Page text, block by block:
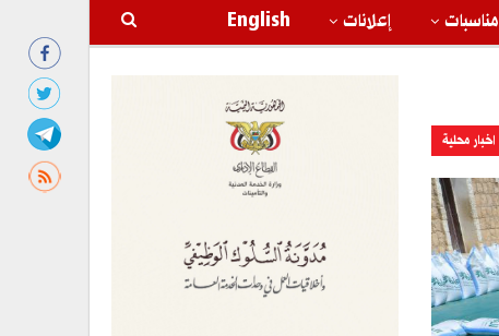
مناسبات إعلانات English
اخبار محلية